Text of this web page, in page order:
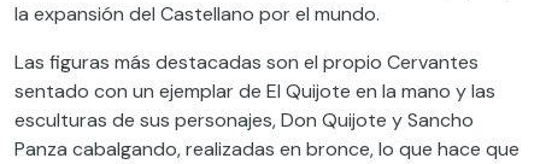
la expansión del Castellano por el mundo.
Las figuras más destacadas son el propio Cervantes
sentado con un ejemplar de El Quijote en la mano ylas
esculturas de sus personajes,Don Quijote y Sancho
Panza cabalgando, realizadas en bronce,lo que hace que